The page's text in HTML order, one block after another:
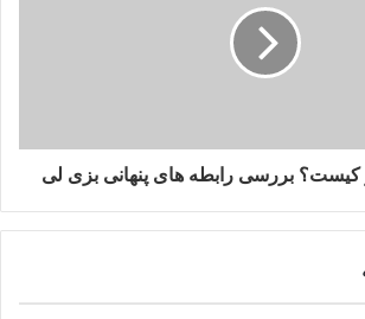
کیست؟ بررسی رابطه های پنهانی بزی لی